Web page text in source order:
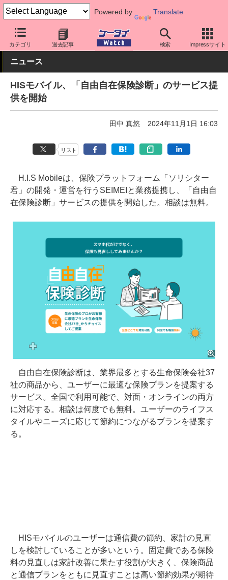
Powered by Translate
カテゴリ 過去記事 検索 Impressサイト
ケータイ Watch 格安スマホ/格安SIM 格安SIM/MVNO アプリ
ニュース
HISモバイル、「自由自在保険診断」のサービス提
供を開始
田中 真悠 2024年11月1日 16:03
リスト
H.I.S Mobileは、保険プラットフォーム「ソリシター
君」の開発・運営を行うSEIMEIと業務提携し、「自由自
在保険診断」サービスの提供を開始した。相談は無料。
自由自在保険診断は、業界最多とする生命保険会社37
社の商品から、ユーザーに最適な保険プランを提案する
サービス。全国で利用可能で、対面・オンラインの両方
に対応する。相談は何度でも無料。ユーザーのライフス
タイルやニーズに応じて節約につながるプランを提案す
る。
HISモバイルのユーザーは通信費の節約、家計の見直
しを検討していることが多いという。固定費である保険
料の見直しは家計改善に果たす役割が大きく、保険商品
と通信プランをともに見直すことは高い節約効果が期待